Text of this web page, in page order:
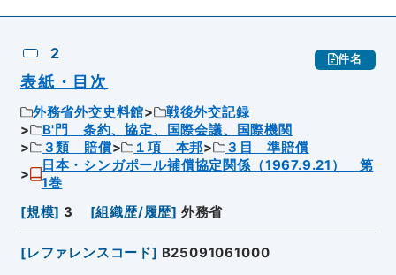
2 件名
表紙・目次
外務省外交史料館
戦後外交記録
B'門 条約、協定、国際会議、国際機関
３類 賠償
１項 本邦
３目 準賠償
日本・シンガポール補償協定関係（1967.9.21） 第
1巻
[規模] 3 [組織歴/履歴] 外務省
[レファレンスコード] B25091061000